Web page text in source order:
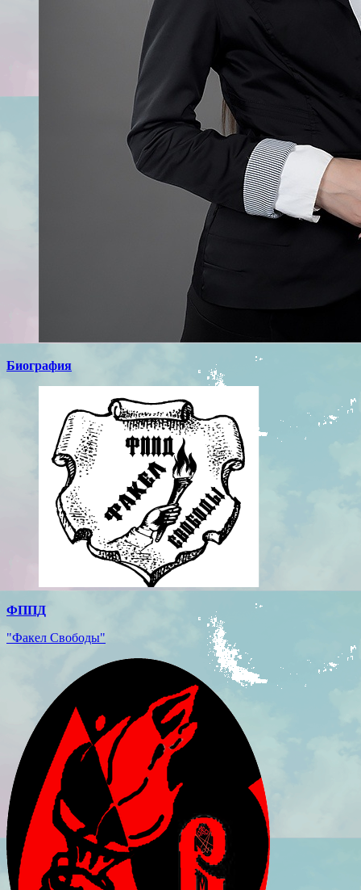
Биография
ФППД
"Факел Свободы"